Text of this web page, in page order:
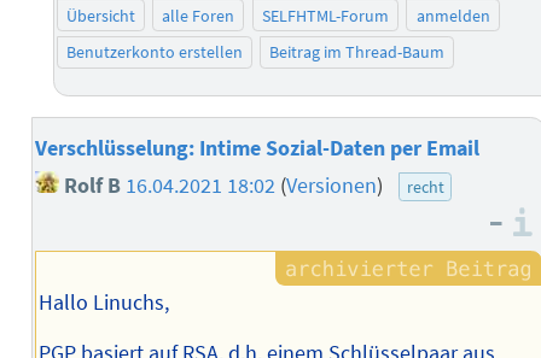
Übersicht alle Foren SELFHTML-Forum
anmelden
Benutzerkonto erstellen
Beitrag im Thread-Baum
Verschlüsselung: Intime Sozial-Daten per Email
Rolf B 16.04.2021 18:02 (Versionen) recht
–
Hallo Linuchs,